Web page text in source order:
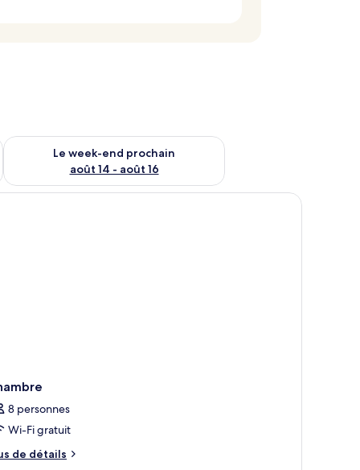
août 7 - août 9
Le week-end prochain
août 14 - août 16
Vérifier la disponibilité pour le week-end prochain août 14 -
et une fenêtre avec des rideaux.
8 personnes
Wi-Fi gratuit
de détails